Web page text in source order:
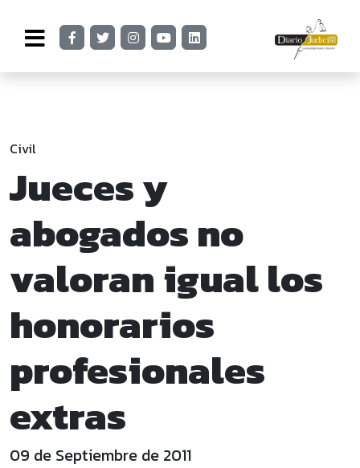
Civil
Jueces y
abogados no
valoran igual los
honorarios
profesionales
extras
09 de Septiembre de 2011